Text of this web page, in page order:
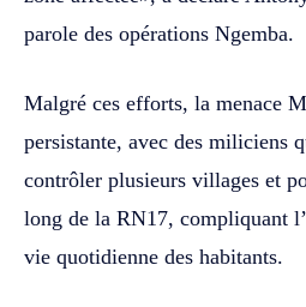
parole des opérations Ngemba.
Malgré ces efforts, la menace
persistante, avec des miliciens
contrôler plusieurs villages et
long de la RN17, compliquant
vie quotidienne des habitants.